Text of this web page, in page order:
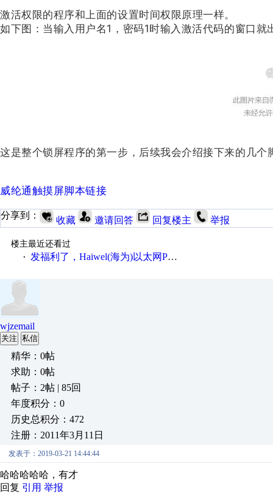
激活权限的程序和上面的设置时间权限原理一样。
如下图：当输入用户名1，密码1时输入激活代码的窗口就
这是整个锁屏程序的第一步，后续我会介绍接下来的几个
威纶通触摸屏脚本链接
分享到： 收藏 邀请回答 回复楼主 举报
楼主最近还看过
·
发福利了，Haiwel(海为)以太网PLC与组态王通讯教程）来了
wjzemail
关注 私信
精华：0帖
求助：0帖
帖子：2帖 | 85回
年度积分：0
历史总积分：472
注册：2011年3月11日
发表于：2019-03-21 14:44:44
哈哈哈哈哈，有才
回复 引用 举报